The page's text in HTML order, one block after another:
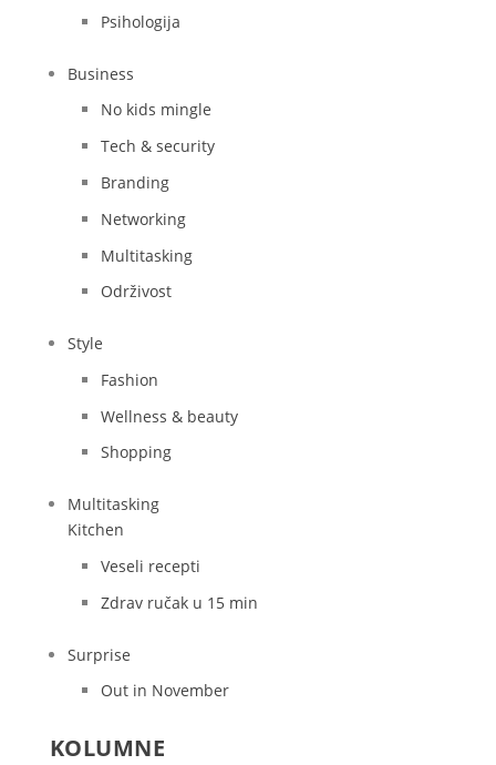
Psihologija
Business
No kids mingle
Tech & security
Branding
Networking
Multitasking
Održivost
Style
Fashion
Wellness & beauty
Shopping
Multitasking
Kitchen
Veseli recepti
Zdrav ručak u 15 min
Surprise
Out in November
KOLUMNE